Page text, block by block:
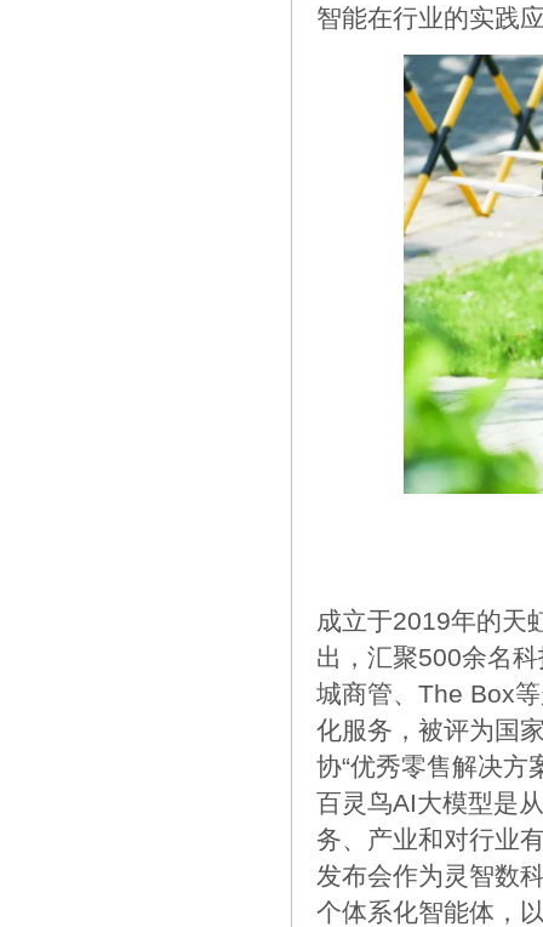
智能在行业的实践
成立于2019年的天
出，汇聚500余名
城商管、The Box
化服务，被评为国
协“优秀零售解决方
百灵鸟AI大模型是
务、产业和对行业
发布会作为灵智数
个体系化智能体，